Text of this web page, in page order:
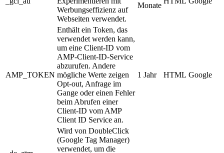
Werbungseffizienz auf
Webseiten verwendet.
Monate
AMP_TOKEN
Enthält ein Token, das
verwendet werden kann,
um eine Client-ID vom
AMP-Client-ID-Service
abzurufen. Andere
mögliche Werte zeigen
Opt-out, Anfrage im
Gange oder einen Fehler
beim Abrufen einer
Client-ID vom AMP
Client ID Service an.
1 Jahr HTML Google
Wird von DoubleClick
(Google Tag Manager)
verwendet, um die